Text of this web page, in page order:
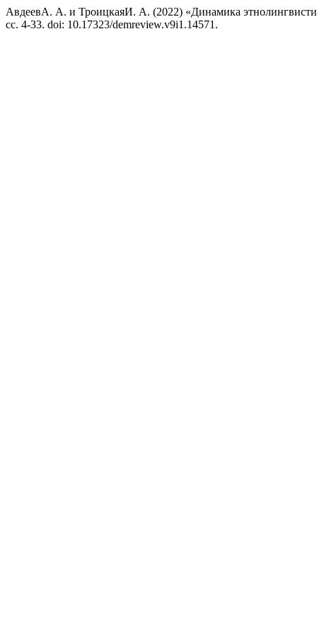
АвдеевА. А. и ТроицкаяИ. А. (2022) «Динамика
сс. 4-33. doi: 10.17323/demreview.v9i1.14571.